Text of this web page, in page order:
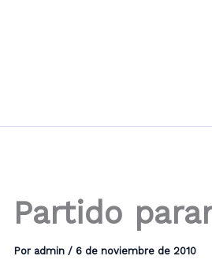
Partido
Por admin / 6 de noviembre de 2010